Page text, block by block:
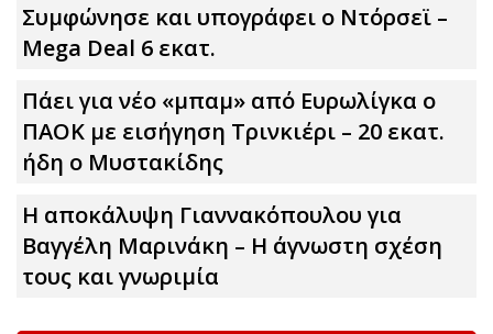
Συμφώνησε και υπογράφει ο Ντόρσεϊ –
Mega Deal 6 εκατ.
Πάει για νέο «μπαμ» από Ευρωλίγκα ο
ΠΑΟΚ με εισήγηση Τρινκιέρι – 20 εκατ.
ήδη ο Μυστακίδης
Η αποκάλυψη Γιαννακόπουλου για
Βαγγέλη Μαρινάκη – Η άγνωστη σχέση
τους και γνωριμία